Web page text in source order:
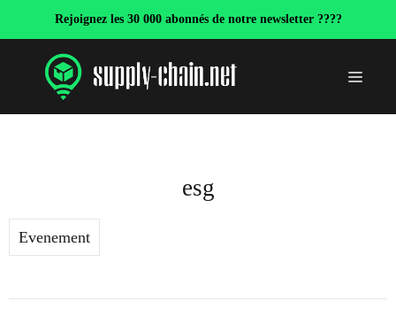
Rejoignez les 30 000 abonnés de notre newsletter ????
Menu
esg
Evenement